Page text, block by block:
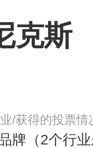
克斯
/获得的投票情
牌 （2个行